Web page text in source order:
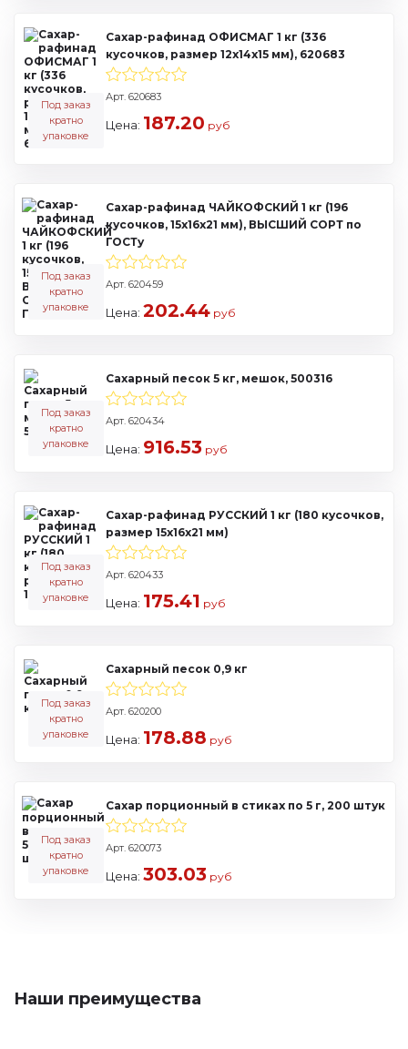
Сахар-рафинад ОФИСМАГ 1 кг (336
кусочков, размер 12х14х15 мм), 620683
Арт. 620683
Под заказ
кратно
упаковке
Цена: 187.20 руб
Сахар-рафинад ЧАЙКОФСКИЙ 1 кг (196
кусочков, 15х16х21 мм), ВЫСШИЙ СОРТ по
ГОСТу
Арт. 620459
Под заказ
кратно
упаковке
Цена: 202.44 руб
Сахарный песок 5 кг, мешок, 500316
Арт. 620434
Под заказ
кратно
упаковке
Цена: 916.53 руб
Сахар-рафинад РУССКИЙ 1 кг (180 кусочков,
размер 15х16х21 мм)
Арт. 620433
Под заказ
кратно
упаковке
Цена: 175.41 руб
Сахарный песок 0,9 кг
Арт. 620200
Под заказ
кратно
упаковке
Цена: 178.88 руб
Сахар порционный в стиках по 5 г, 200 штук
Арт. 620073
Под заказ
кратно
упаковке
Цена: 303.03 руб
Наши преимущества